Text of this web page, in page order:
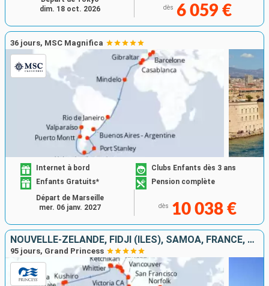
dès 6 059 €
dim. 18 oct. 2026
36 jours, MSC Magnifica
Internet à bord
Clubs Enfants dès 3 ans
Enfants Gratuits*
Pension complète
dès 10 038 €
Départ de Marseille
mer. 06 janv. 2027
NOUVELLE-ZÉLANDE, FIDJI (ÎLES), SAMOA, FRANCE, ÉTATS-UNIS, CANADA, JAPON, TAÏWAN, CHINE, VIETNAM, SINGAPOUR, INDONÉSIE, TORTOLA, AUSTRALIE
95 jours, Grand Princess